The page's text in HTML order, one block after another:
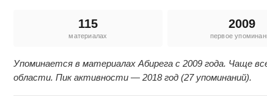
115
материалах
2009
первое
Упоминается в материалах Абирега с 2009 года. Чаще
области. Пик активности — 2018 год (27 упоминаний).